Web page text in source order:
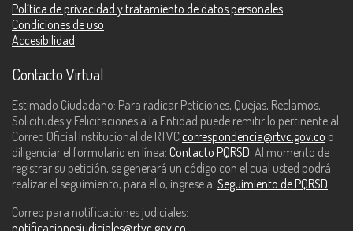
Política de privacidad y tratamiento de datos personales
Condiciones de uso
Accesibilidad
Contacto Virtual
Estimado Ciudadano: Para radicar Peticiones, Quejas, Reclamos,
Solicitudes y Felicitaciones a la Entidad puede remitir lo pertinente al
Correo Oficial Institucional de RTVC correspondencia@rtvc.gov.co o
diligenciar el formulario en línea: Contacto PQRSD. Al momento de
registrar su petición, se generará un código con el cual usted podrá
realizar el seguimiento, para ello, ingrese a: Seguimiento de PQRSD
Correo para notificaciones judiciales: